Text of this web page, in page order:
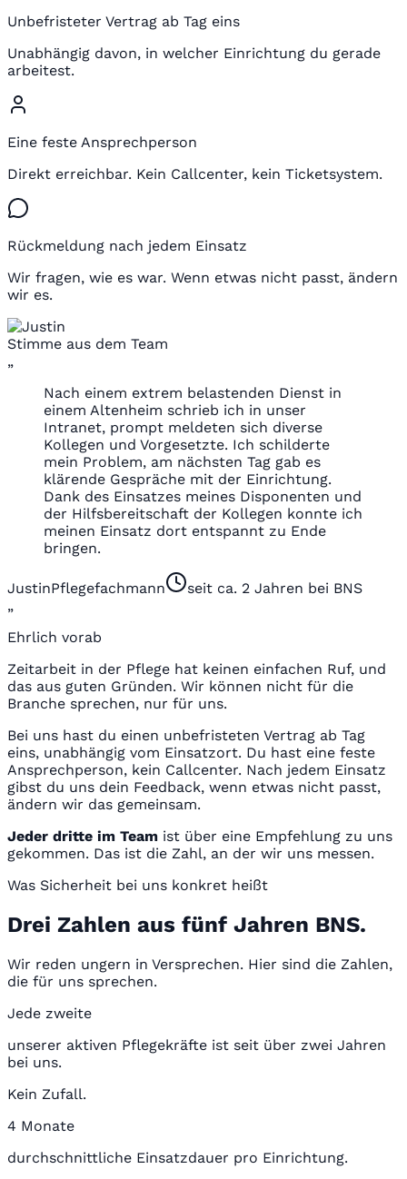
Unbefristeter Vertrag ab Tag eins
Unabhängig davon, in welcher Einrichtung du gerade
arbeitest.
Eine feste Ansprechperson
Direkt erreichbar. Kein Callcenter, kein Ticketsystem.
Rückmeldung nach jedem Einsatz
Wir fragen, wie es war. Wenn etwas nicht passt, ändern
wir es.
Stimme aus dem Team
„
Nach einem extrem belastenden Dienst in
einem Altenheim schrieb ich in unser
Intranet, prompt meldeten sich diverse
Kollegen und Vorgesetzte. Ich schilderte
mein Problem, am nächsten Tag gab es
klärende Gespräche mit der Einrichtung.
Dank des Einsatzes meines Disponenten und
der Hilfsbereitschaft der Kollegen konnte ich
meinen Einsatz dort entspannt zu Ende
bringen.
JustinPflegefachmann
seit ca. 2 Jahren bei BNS
„
Ehrlich vorab
Zeitarbeit in der Pflege hat keinen einfachen Ruf, und
das aus guten Gründen. Wir können nicht für die
Branche sprechen, nur für uns.
Bei uns hast du einen unbefristeten Vertrag ab Tag
eins, unabhängig vom Einsatzort. Du hast eine feste
Ansprechperson, kein Callcenter. Nach jedem Einsatz
gibst du uns dein Feedback, wenn etwas nicht passt,
ändern wir das gemeinsam.
Jeder dritte im Team ist über eine Empfehlung zu uns
gekommen. Das ist die Zahl, an der wir uns messen.
Was Sicherheit bei uns konkret heißt
Drei Zahlen aus fünf Jahren BNS.
Wir reden ungern in Versprechen. Hier sind die Zahlen,
die für uns sprechen.
Jede zweite
unserer aktiven Pflegekräfte ist seit über zwei Jahren
bei uns.
Kein Zufall.
4 Monate
durchschnittliche Einsatzdauer pro Einrichtung.